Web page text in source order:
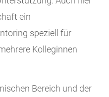
ein
speziell für
Kolleginnen
Bereich und der